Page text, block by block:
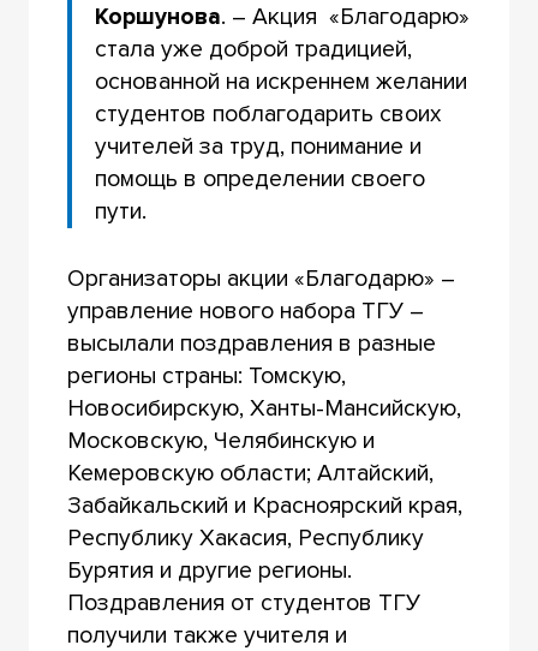
Коршунова. – Акция «Благодарю»
стала уже доброй традицией,
основанной на искреннем желании
студентов поблагодарить своих
учителей за труд, понимание и
помощь в определении своего
пути.
Организаторы акции «Благодарю» –
управление нового набора ТГУ –
высылали поздравления в разные
регионы страны: Томскую,
Новосибирскую, Ханты-Мансийскую,
Московскую, Челябинскую и
Кемеровскую области; Алтайский,
Забайкальский и Красноярский края,
Республику Хакасия, Республику
Бурятия и другие регионы.
Поздравления от студентов ТГУ
получили также учителя и